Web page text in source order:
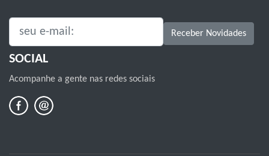
SEU E-MAIL: Receber Novidades
SOCIAL
Acompanhe a gente nas redes sociais